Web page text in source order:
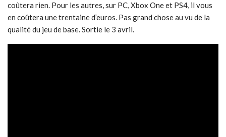
coûtera rien. Pour les autres, sur PC, Xbox One et PS4, il vous
en coûtera une trentaine d’euros. Pas grand chose au vu de la
qualité du jeu de base. Sortie le 3 avril.